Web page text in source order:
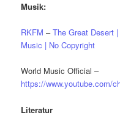
Musik:
RKFM –The Great Desert
Music | No Copyright
World Music Official –
https://www.youtube.com/
Literatur